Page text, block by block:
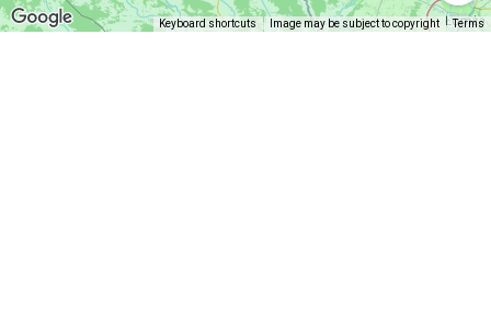
Keyboard shortcuts Image may be subject to copyright Terms